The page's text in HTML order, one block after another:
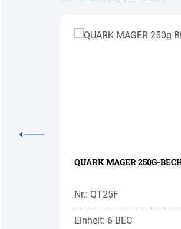
QUARK MAGER 250G-
Nr.: QT25F
Einheit: 6 BEC